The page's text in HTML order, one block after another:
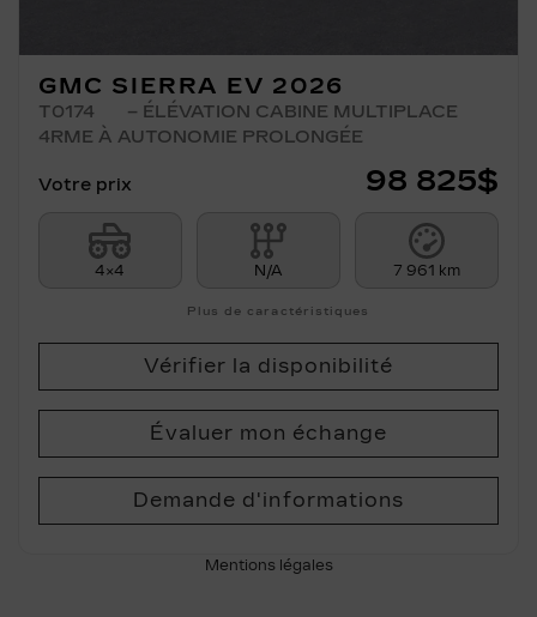
GMC SIERRA EV 2026
T0174
– ÉLÉVATION CABINE MULTIPLACE
4RME À AUTONOMIE PROLONGÉE
Votre prix 98 825$
4×4 N/A 7 961 km
Plus de caractéristiques
Vérifier la disponibilité
Évaluer mon échange
Demande d'informations
Mentions légales